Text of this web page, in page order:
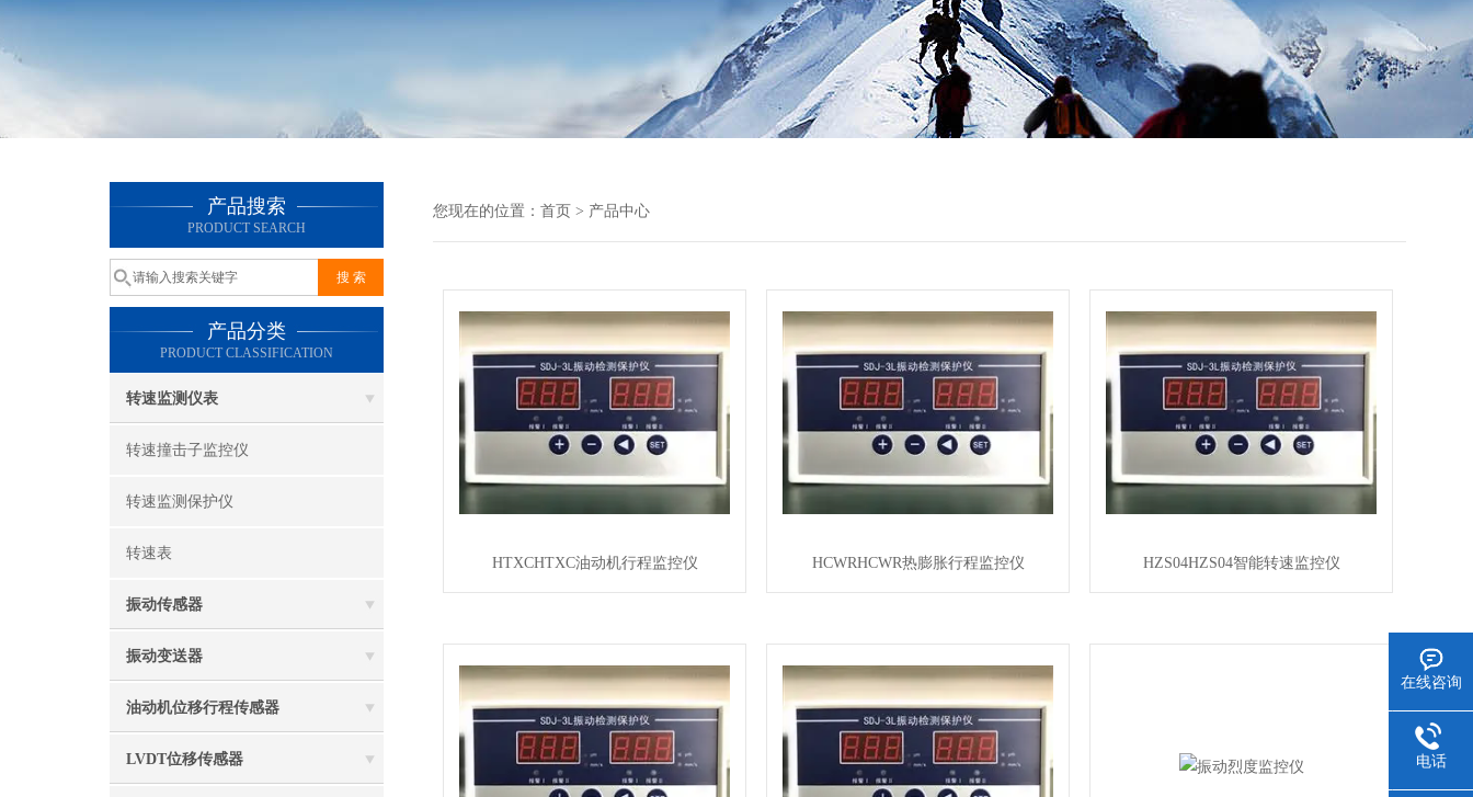
产品搜索
PRODUCT SEARCH
产品分类
PRODUCT CLASSIFICATION
转速监测仪表
转速撞击子监控仪
转速监测保护仪
转速表
振动传感器
振动变送器
油动机位移行程传感器
LVDT位移传感器
您现在的位置： 首页 > 产品中心
HTXCHTXC油动机行程监控仪 HCWRHCWR热膨胀行程监控仪 HZS04HZS04智能转速监控仪
在线咨询
电话